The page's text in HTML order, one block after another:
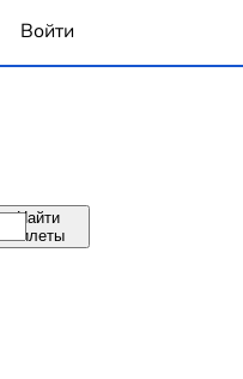
Войти
Найти
билеты